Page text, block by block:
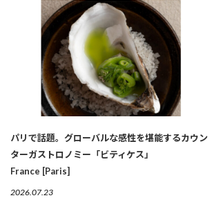
パリで話題。グローバルな感性を堪能するカウン
ターガストロノミー「ビティケス」
France [Paris]
2026.07.23